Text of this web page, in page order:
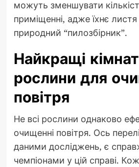
можуть зменшувати
приміщенні, адже їхнє листя
природний “пилозбірник”.
Найкращі
рослини для
повітря
Не всі рослини однаково
очищенні повітря. Ось
даними досліджень, є
чемпіонами у цій справі.